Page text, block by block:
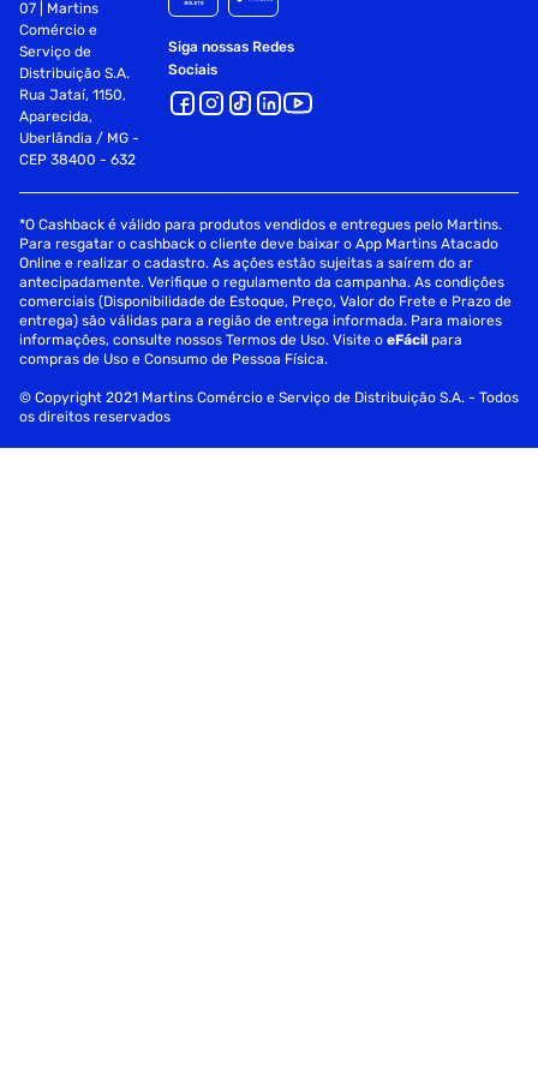
07 | Martins
Comércio e
Serviço de
Distribuição S.A.
Rua Jataí, 1150,
Aparecida,
Uberlândia / MG -
CEP 38400 - 632
Siga nossas Redes
Sociais
*O Cashback é válido para produtos vendidos e entregues pelo Martins.
Para resgatar o cashback o cliente deve baixar o App Martins Atacado
Online e realizar o cadastro. As ações estão sujeitas a saírem do ar
antecipadamente. Verifique o regulamento da campanha. As condições
comerciais (Disponibilidade de Estoque, Preço, Valor do Frete e Prazo de
entrega) são válidas para a região de entrega informada. Para maiores
informações, consulte nossos Termos de Uso. Visite oeFácil para
compras de Uso e Consumo de Pessoa Física.
© Copyright 2021 Martins Comércio e Serviço de Distribuição S.A. - Todos
os direitos reservados